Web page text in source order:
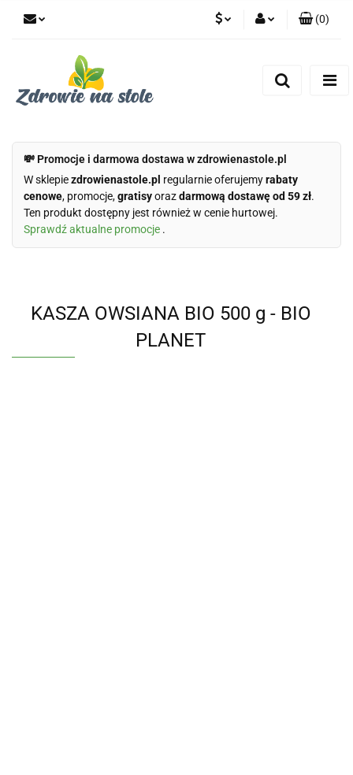
(0)
💸 Promocje i darmowa dostawa w zdrowienastole.pl
W sklepiezdrowienastole.pl regularnie oferujemyrabaty
cenowe, promocje,gratisyorazdarmową dostawę od 59 zł.
Ten produkt dostępny jest również w cenie hurtowej.
Sprawdź aktualne promocje .
KASZA OWSIANA BIO 500 g - BIO
PLANET